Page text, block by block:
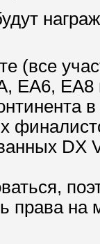
(все
EA6,
DX
права